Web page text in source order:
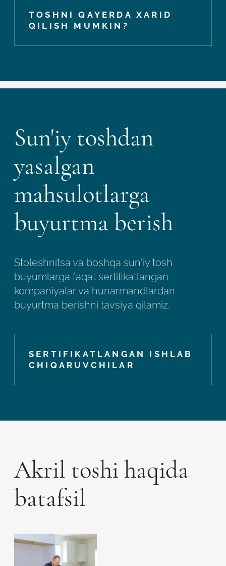
TOSHNI QAYERDA XARID
QILISH MUMKIN?
Sun'iy toshdan
yasalgan
mahsulotlarga
buyurtma berish
Stoleshnitsa va boshqa sun'iy tosh
buyumlarga faqat sertifikatlangan
kompaniyalar va hunarmandlardan
buyurtma berishni tavsiya qilamiz.
SERTIFIKATLANGAN ISHLAB
CHIQARUVCHILAR
Akril toshi haqida
batafsil